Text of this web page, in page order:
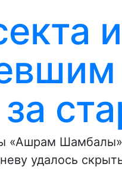
за
«Ашрам
удалось